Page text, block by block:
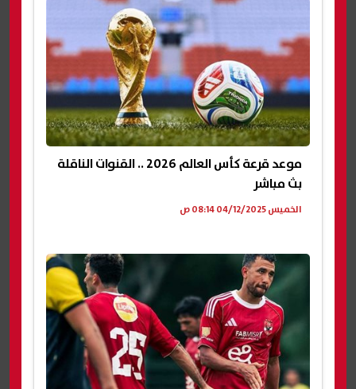
موعد قرعة كأس العالم 2026 .. القنوات الناقلة
بث مباشر
الخميس 04/12/2025 08:14 ص